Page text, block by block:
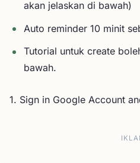
akan jelaskan di bawah)
Auto reminder 10 minit
Tutorial untuk create
bawah.
1. Sign in Google Account